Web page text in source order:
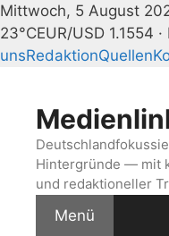
Mittwoch, 5 August
23°CEUR/USD 1.1554
unsRedaktionQuellen
springen
Hintergründe — mit
und redaktioneller
Menü